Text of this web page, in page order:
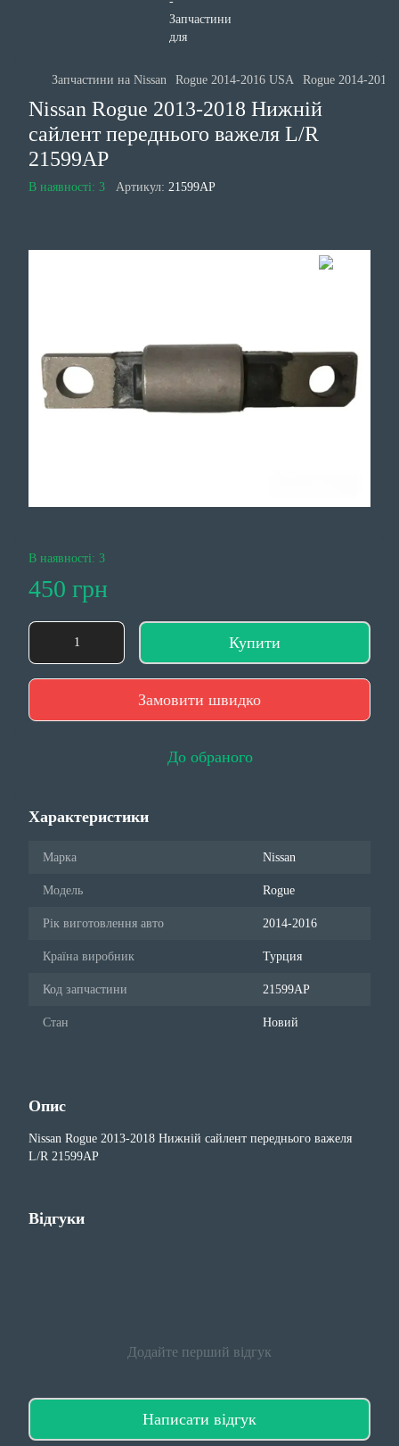
Запчастини на Nissan Rogue 2014-2016 USA Rogue 2014-2016
Nissan Rogue 2013-2018 Нижній
сайлент переднього важеля L/R
21599AP
В наявності: 3 Артикул: 21599AP
В наявності: 3
450 грн
Купити
Замовити швидко
До обраного
Характеристики
Марка Nissan
Модель Rogue
Рік виготовлення авто 2014-2016
Країна виробник Турция
Код запчастини 21599AP
Стан Новий
Опис
Nissan Rogue 2013-2018 Нижній сайлент переднього важеля
L/R 21599AP
Відгуки
Додайте перший відгук
Написати відгук